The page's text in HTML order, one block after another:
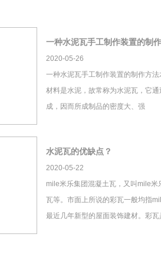
一种水泥瓦手工制作装置的制
2020-05-26
一种水泥瓦手工制作装置的制作方
材料是水泥，故常称为水泥瓦，它
成，因而所成制品的密度大、强
水泥瓦的优缺点？
2020-05-22
mile米乐集团混凝土瓦，又叫mile米
瓦等。市面上所说的彩瓦一般均指
最近几年新型的屋面装饰建材。彩